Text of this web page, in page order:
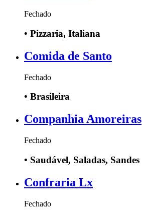
Fechado
• Pizzaria, Italiana
Comida de Santo
Fechado
• Brasileira
Companhia Amoreiras
Fechado
• Saudável, Saladas, Sandes
Confraria Lx
Fechado